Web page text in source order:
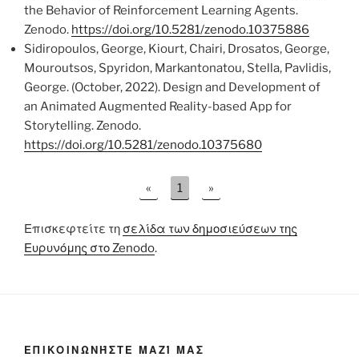
the Behavior of Reinforcement Learning Agents.
Zenodo. https://doi.org/10.5281/zenodo.10375886
Sidiropoulos, George, Kiourt, Chairi, Drosatos, George,
Mouroutsos, Spyridon, Markantonatou, Stella, Pavlidis,
George. (October, 2022). Design and Development of
an Animated Augmented Reality-based App for
Storytelling. Zenodo.
https://doi.org/10.5281/zenodo.10375680
« 1 »
Επισκεφτείτε τη σελίδα των δημοσιεύσεων της
Ευρυνόμης στο Zenodo.
ΕΠΙΚΟΙΝΩΝΉΣΤΕ ΜΑΖΊ ΜΑΣ